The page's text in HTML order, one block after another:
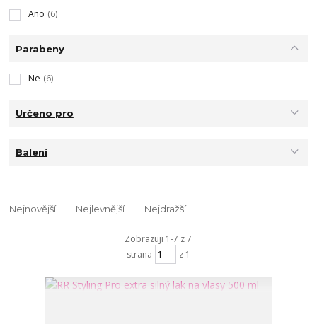
Ano (6)
Parabeny
Ne (6)
Určeno pro
Balení
Nejnovější Nejlevnější Nejdražší
Zobrazuji 1-7 z 7
strana
z 1